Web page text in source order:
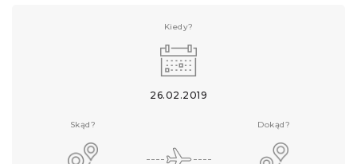
Kiedy?
26.02.2019
Skąd? Dokąd?